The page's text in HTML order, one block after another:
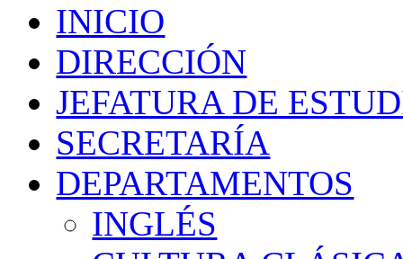
INICIO
DIRECCIÓN
JEFATURA DE
SECRETARÍA
DEPARTAMENTOS
INGLÉS